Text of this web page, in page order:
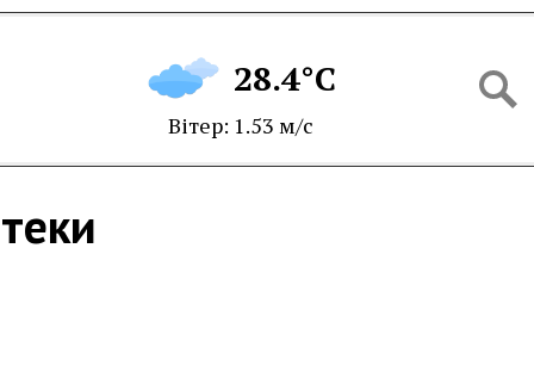
28.4°C
Вітер: 1.53 м/с